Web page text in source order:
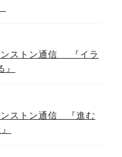
ンストン通信 『イラ
ンストン通信 『進む